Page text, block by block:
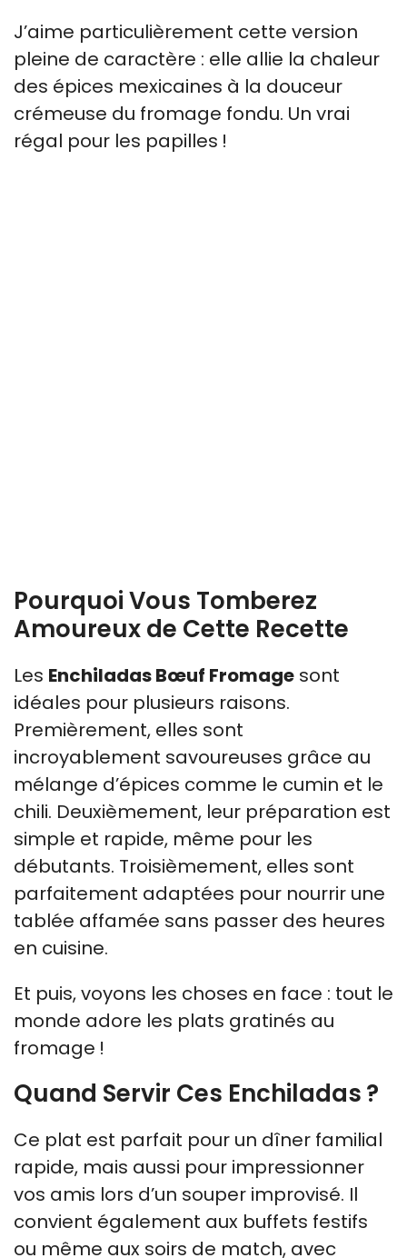
J’aime particulièrement cette version
pleine de caractère : elle allie la chaleur
des épices mexicaines à la douceur
crémeuse du fromage fondu. Un vrai
régal pour les papilles !
Pourquoi Vous Tomberez
Amoureux de Cette Recette
Les Enchiladas Bœuf Fromage sont
idéales pour plusieurs raisons.
Premièrement, elles sont
incroyablement savoureuses grâce au
mélange d’épices comme le cumin et le
chili. Deuxièmement, leur préparation est
simple et rapide, même pour les
débutants. Troisièmement, elles sont
parfaitement adaptées pour nourrir une
tablée affamée sans passer des heures
en cuisine.
Et puis, voyons les choses en face : tout le
monde adore les plats gratinés au
fromage !
Quand Servir Ces Enchiladas ?
Ce plat est parfait pour un dîner familial
rapide, mais aussi pour impressionner
vos amis lors d’un souper improvisé. Il
convient également aux buffets festifs
ou même aux soirs de match, avec